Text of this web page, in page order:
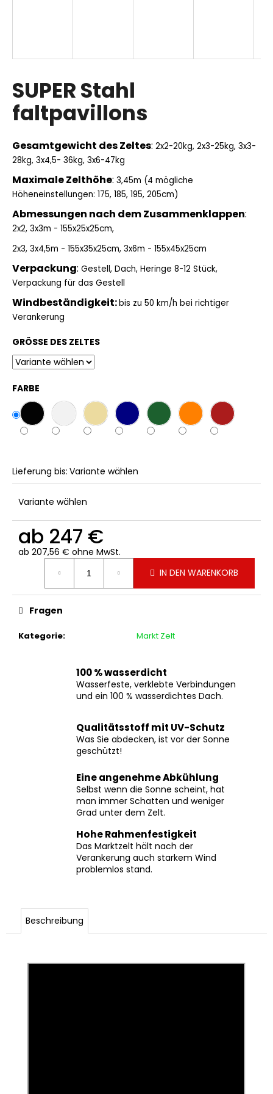
SUPER Stahl
faltpavillons
Gesamtgewicht des Zeltes: 2x2-20kg, 2x3-25kg, 3x3-
28kg, 3x4,5- 36kg, 3x6-47kg
Maximale Zelthöhe: 3,45m (4 mögliche
Höheneinstellungen: 175, 185, 195, 205cm)
Abmessungen nach dem Zusammenklappen:
2x2, 3x3m - 155x25x25cm,
2x3, 3x4,5m - 155x35x25cm, 3x6m - 155x45x25cm
Verpackung: Gestell, Dach, Heringe 8-12 Stück,
Verpackung für das Gestell
Windbeständigkeit:bis zu 50 km/h bei richtiger
Verankerung
GRÖSSE DES ZELTES
FARBE
Lieferung bis: Variante wählen
Variante wählen
ab 247 €
ab 207,56 € ohne MwSt.
Verkaufspreis:
IN DEN WARENKORB
Kategorie: Markt Zelt
Fragen
O
100 % wasserdicht
Wasserfeste, verklebte Verbindungen
und ein 100 % wasserdichtes Dach.
Qualitätsstoff mit UV-Schutz
Was Sie abdecken, ist vor der Sonne
geschützt!
Eine angenehme Abkühlung
Selbst wenn die Sonne scheint, hat
man immer Schatten und weniger
Grad unter dem Zelt.
Hohe Rahmenfestigkeit
Das Marktzelt hält nach der
Verankerung auch starkem Wind
problemlos stand.
Beschreibung